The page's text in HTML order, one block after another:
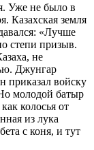
Уже не было в
Казахская земля
«Лучше
степи призыв.
не
Джунгар
приказал войску
молодой батыр
колосья от
из лука
с коня, и тут